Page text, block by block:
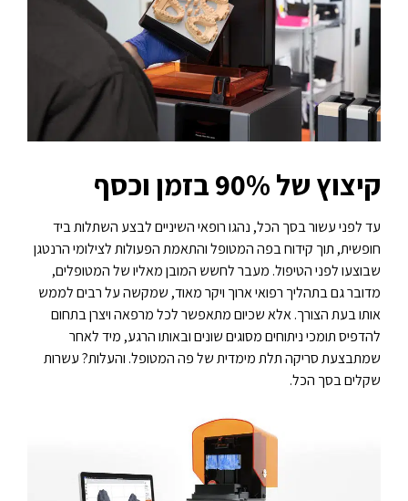
קיצוץ של 90% בזמן וכסף
עד לפני עשור בסך הכל, נהגו רופאי השיניים לבצע השתלות ביד
חופשית, תוך קידוח בפה המטופל והתאמת הפעולות לצילומי הרנטגן
שבוצעו לפני הטיפול. מעבר לחשש המובן מאליו של המטופלים,
מדובר גם בתהליך רפואי ארוך ויקר מאוד, שמקשה על רבים לממש
אותו בעת הצורך. אלא שכיום מתאפשר לכל מרפאה ויצרן בתחום
להדפיס תומכי ניתוחים מסוגים שונים ובאותו הרגע, מיד לאחר
שמתבצעת סריקה תלת מימדית של פה המטופל. והעלות? עשרות
שקלים בסך הכל.